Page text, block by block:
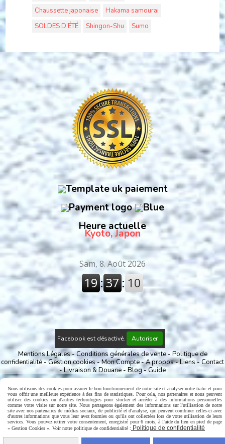
Chaussette japonaise
Hakama samourai
SOLDES D’ÉTÉ
Shingon-Shu Sumo
Heure actuelle
Kyoto, Japon
Facebook est désactivé. Autoriser
Mentions Légales Conditions générales de vente
Politique de
confidentialité
Gestion cookies Mon Compte A propos Liens
Contact
Livraison & Douane
Blog Guide
Nous utilisons des cookies pour assurer le bon fonctionnement de notre site et analyser notre trafic et pour
vous offrir une meilleure expérience à des fins de statistiques. Pour cela, nos partenaires et nous peuvent
utiliser des cookies ou d'autres technologies pour stocker et accéder à des informations personnelles
comme votre visite sur notre site. Nous partageons également des informations sur l'utilisation de notre
site avec nos partenaires de médias sociaux, de publicité et d'analyse, qui peuvent combiner celles-ci avec
d'autres informations que vous leur avez fournies ou qu'ils ont collectées lors de votre utilisation de leurs
services. Vous pouvez retirer votre consentement, enregistré pour 6 mois, à l'aide du lien en pied de page
« Gestion Cookies ». Voir notre politique de confidentialité : Politique de confidentialité